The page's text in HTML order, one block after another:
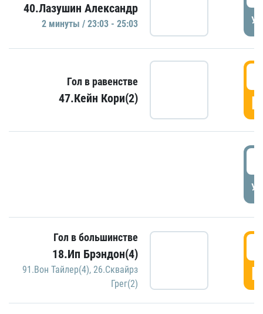
40.Лазушин Александр
2 минуты / 23:03 - 25:03
Гол в равенстве
47.Кейн Кори(2)
Гол в большинстве
18.Ип Брэндон(4)
91.Вон Тайлер(4), 26.Сквайрз
Грег(2)